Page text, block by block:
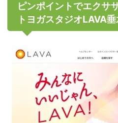
ピンポイントでエクサ
トヨガスタジオLAVA垂